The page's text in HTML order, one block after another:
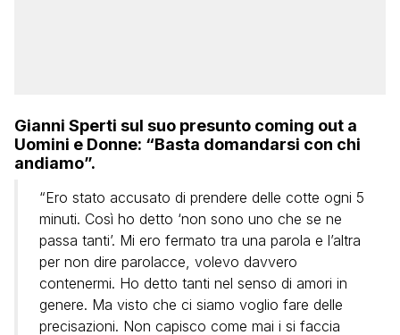
Gianni Sperti sul suo presunto coming out a
Uomini e Donne: “Basta domandarsi con chi
andiamo”.
“Ero stato accusato di prendere delle cotte ogni 5
minuti. Così ho detto ‘non sono uno che se ne
passa tanti’. Mi ero fermato tra una parola e l’altra
per non dire parolacce, volevo davvero
contenermi. Ho detto tanti nel senso di amori in
genere. Ma visto che ci siamo voglio fare delle
precisazioni. Non capisco come mai i si faccia